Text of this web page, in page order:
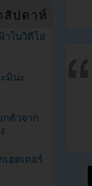
สัปดาห์
าในวิดีโอ
มินะ
กตัวจาก
ฮดเตอร์